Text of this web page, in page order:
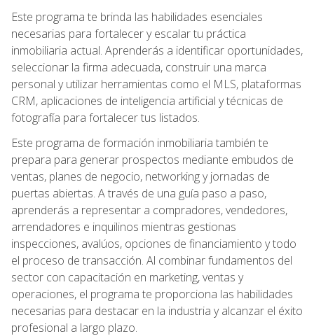
Este programa te brinda las habilidades esenciales
necesarias para fortalecer y escalar tu práctica
inmobiliaria actual. Aprenderás a identificar oportunidades,
seleccionar la firma adecuada, construir una marca
personal y utilizar herramientas como el MLS, plataformas
CRM, aplicaciones de inteligencia artificial y técnicas de
fotografía para fortalecer tus listados.
Este programa de formación inmobiliaria también te
prepara para generar prospectos mediante embudos de
ventas, planes de negocio, networking y jornadas de
puertas abiertas. A través de una guía paso a paso,
aprenderás a representar a compradores, vendedores,
arrendadores e inquilinos mientras gestionas
inspecciones, avalúos, opciones de financiamiento y todo
el proceso de transacción. Al combinar fundamentos del
sector con capacitación en marketing, ventas y
operaciones, el programa te proporciona las habilidades
necesarias para destacar en la industria y alcanzar el éxito
profesional a largo plazo.